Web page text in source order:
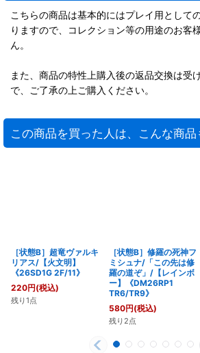
こちらの商品は基本的にはプレイ用として
りますので、コレクション等の用途のお客
ん。
また、商品の特性上購入後の返品交換は受
で、ご了承の上ご購入ください。
この商品を買った人は、こんな商
［状態B］超竜ヴァルキ
リアス/【火文明】
《26SD1G 2F/11》
220円(税込)
残り1点
［状態B］修羅の死神フ
ミシュナ/「この先は修
羅の道ぞ」/【レインボ
ー】《DM26RP1
TR6/TR9》
580円(税込)
残り2点